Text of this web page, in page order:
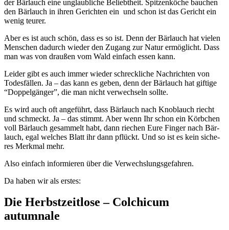
der Bär­lauch eine unglaub­li­che Beliebt­heit. Spit­zen­kö­che bau­chen
den Bär­lauch in ihren Gerich­ten ein und schon ist das Gericht ein
wenig teurer.
Aber es ist auch schön, dass es so ist. Denn der Bär­lauch hat vie­len
Men­schen dadurch wie­der den Zugang zur Natur ermög­licht. Dass
man was von drau­ßen vom Wald ein­fach essen kann.
Lei­der gibt es auch immer wie­der schreck­li­che Nach­rich­ten von
Todes­fäl­len. Ja – das kann es geben, denn der Bär­lauch hat gif­ti­ge
“Dop­pel­gän­ger”, die man nicht ver­wech­seln sollte.
Es wird auch oft ange­führt, dass Bär­lauch nach Knob­lauch riecht
und schmeckt. Ja – das stimmt. Aber wenn Ihr schon ein Körb­chen
voll Bär­lauch gesam­melt habt, dann rie­chen Eure Fin­ger nach Bär­
lauch, egal wel­ches Blatt ihr dann pflückt. Und so ist es kein siche­
res Merk­mal mehr.
Also ein­fach infor­mie­ren über die Verwechslungsgefahren.
Da haben wir als erstes:
Die Herbstzeitlose – Colchicum
autumnale